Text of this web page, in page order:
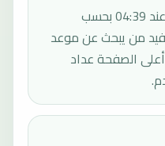
الصلاة القادمة حاليًا هي الفجر عند 04:39 بحسب
من يبحث عن موعد
الصفحة عداد